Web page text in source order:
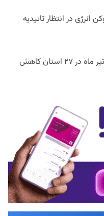
در انتظار تائیدیه
گزارش شاپرک: تعداد تراکنش‌های تیر ماه در ۲۷ استان‌ کاهش